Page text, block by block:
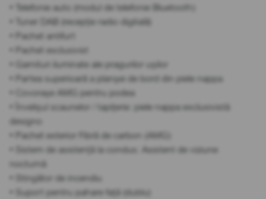
• Telefonie auto (modul de telefonie Bluetooth)
• Tuner DAB (recepție radio digitală)
• Pachet antifurt
• Pachet exclusivist
• Garnituri iluminate ale pragurilor ușilor
• Partea superioară a planșei de bord din piele nappa
• Covorașe AMG pentru podea
• Învelișul scaunelor / tapițerie: piele nappa exclusivistă
designo
• Pachet exterior Fibră de carbon (AMG)
• Sistem de asistență la condus: Asistent de viziune
nocturnă
• Stingător de incendiu
• Suport pentru pahare față (dublu)